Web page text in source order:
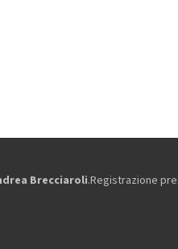
Brecciaroli.Registrazione